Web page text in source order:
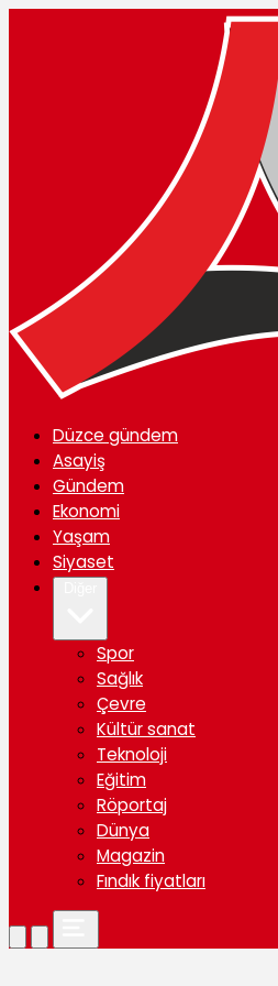
Düzce gündem
Asayiş
Gündem
Ekonomi
Yaşam
Siyaset
Spor
Sağlık
Çevre
Kültür sanat
Teknoloji
Eğitim
Röportaj
Dünya
Magazin
Fındık fiyatları